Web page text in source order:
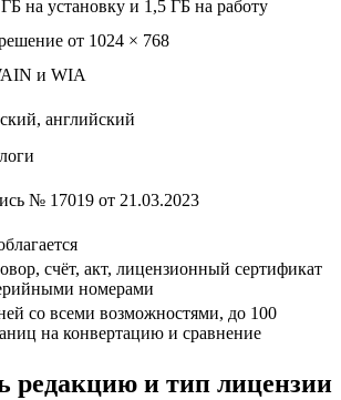
на установку и 1,5 ГБ на работу
от 1024 × 768
и WIA
английский
№ 17019 от 21.03.2023
счёт, акт, лицензионный сертификат
номерами
со всеми возможностями, до 100
на конвертацию и сравнение
редакцию и тип лицензии